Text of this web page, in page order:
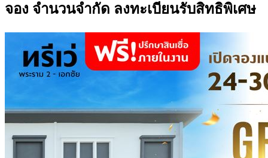
จอง จำนวนจำกัด ลงทะเบียนรับสิทธิพิเศษ